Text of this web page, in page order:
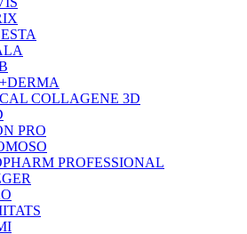
COLLAGENE 3D
PRO
PROFESSIONAL